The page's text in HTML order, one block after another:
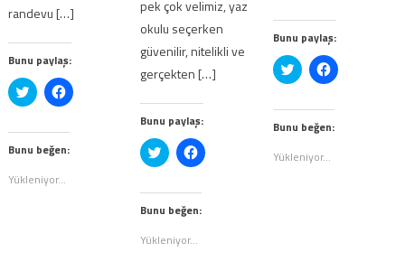
randevu […]
Bunu paylaş:
Twitter
üzerinde
tıklayın
(Yeni
pencerede
Facebook'ta
paylaşmak
(Yeni
pencerede
Bunu beğen:
Yükleniyor...
pek çok velimiz, yaz
okulu seçerken
güvenilir, nitelikli ve
gerçekten […]
Bunu paylaş:
Twitter
üzerinde
tıklayın
(Yeni
pencerede
Facebook'ta
paylaşmak
(Yeni
pencerede
Bunu beğen:
Yükleniyor...
Bunu paylaş:
Twitter
üzerinde
tıklayın
(Yeni
pencerede
Facebook'ta
paylaşmak
(Yeni
pencerede
Bunu beğen:
Yükleniyor...